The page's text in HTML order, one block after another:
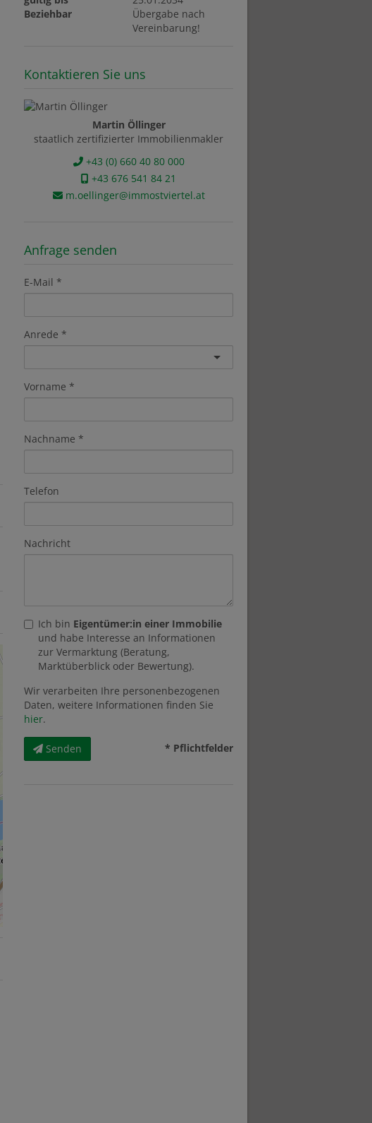
Beziehbar
Übergabe nach
Vereinbarung!
Kontaktieren Sie uns
Martin Öllinger
staatlich zertifizierter Immobilienmakler
+43 (0) 660 40 80 000
+43 676 541 84 21
m.oellinger@immostviertel.at
Anfrage senden
E-Mail
Anrede
Vorname
Nachname
Telefon
Nachricht
Ich bin Eigentümer:in einer Immobilie
und habe Interesse an Informationen
zur Vermarktung (Beratung,
Marktüberblick oder Bewertung).
Wir verarbeiten Ihre personenbezogenen
Daten, weitere Informationen finden Sie
hier.
Senden * Pflichtfelder